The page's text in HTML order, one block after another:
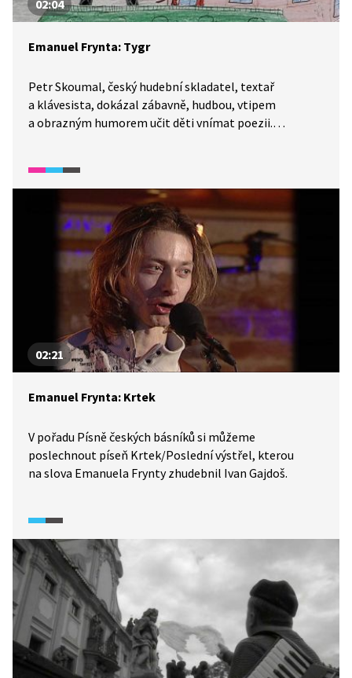
02:04
Emanuel Frynta: Tygr
Petr Skoumal, český hudební skladatel, textař
a klávesista, dokázal zábavně, hudbou, vtipem
a obrazným humorem učit děti vnímat poezii.
pořadu Písně českých básníků.
02:21
Emanuel Frynta: Krtek
V pořadu Písně českých básníků si můžeme
poslechnout píseň Krtek/Poslední výstřel, kterou
na slova Emanuela Frynty zhudebnil Ivan Gajdoš.